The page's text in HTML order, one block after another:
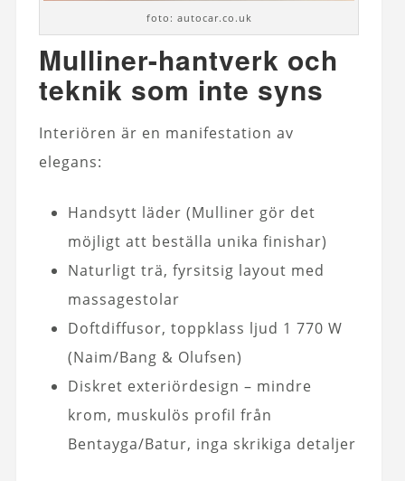
foto: autocar.co.uk
Mulliner-hantverk och
teknik som inte syns
Interiören är en manifestation av
elegans:
Handsytt läder (Mulliner gör det
möjligt att beställa unika finishar)
Naturligt trä, fyrsitsig layout med
massagestolar
Doftdiffusor, toppklass ljud 1 770 W
(Naim/Bang & Olufsen)
Diskret exteriördesign – mindre
krom, muskulös profil från
Bentayga/Batur, inga skrikiga detaljer